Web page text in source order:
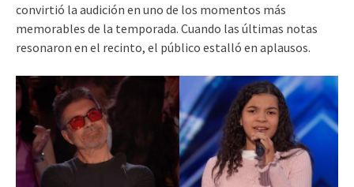
convirtió la audición en uno de los momentos más
memorables de la temporada. Cuando las últimas notas
resonaron en el recinto, el público estalló en aplausos.